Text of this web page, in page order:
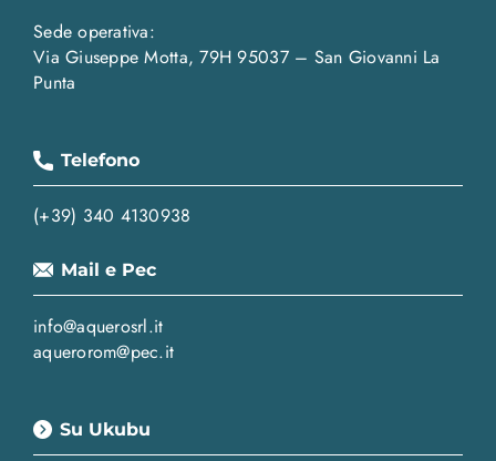
Sede operativa:
Via Giuseppe Motta, 79H 95037 – San Giovanni La
Punta
Telefono
(+39) 340 4130938
Mail e Pec
info@aquerosrl.it
aquerorom@pec.it
Su Ukubu